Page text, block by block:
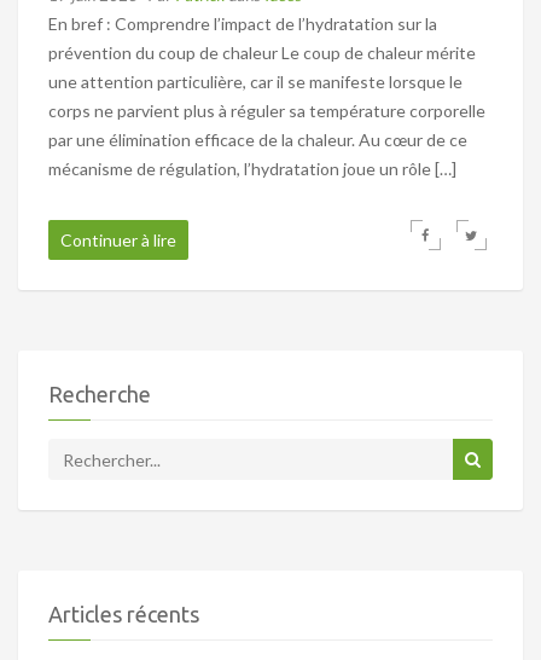
En bref : Comprendre l’impact de l’hydratation sur la
prévention du coup de chaleur Le coup de chaleur mérite
une attention particulière, car il se manifeste lorsque le
corps ne parvient plus à réguler sa température corporelle
par une élimination efficace de la chaleur. Au cœur de ce
mécanisme de régulation, l’hydratation joue un rôle […]
Continuer à lire
Recherche
Articles récents